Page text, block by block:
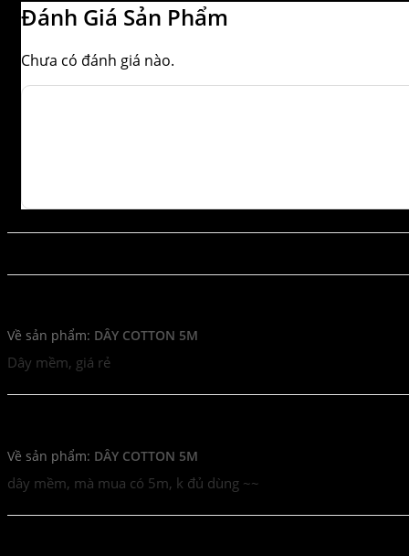
Đánh Giá Sản Phẩm
Chưa có đánh giá nào.
Về sản phẩm: DÂY COTTON 5M
Dây mềm, giá rẻ
Về sản phẩm: DÂY COTTON 5M
dây mềm, mà mua có 5m, k đủ dùng ~~